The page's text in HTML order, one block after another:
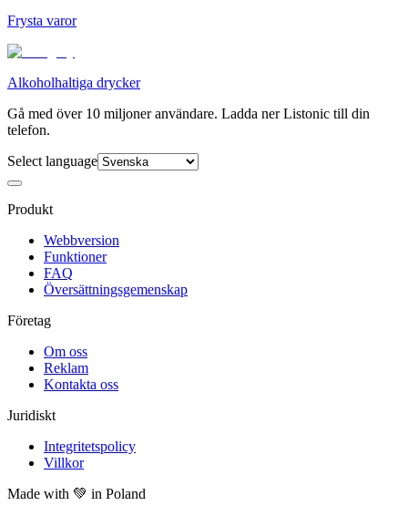
Frysta varor
Alkoholhaltiga drycker
Gå med över 10 miljoner användare. Ladda ner Listonic till din
telefon.
Select language
Produkt
Webbversion
Funktioner
FAQ
Översättningsgemenskap
Företag
Om oss
Reklam
Kontakta oss
Juridiskt
Integritetspolicy
Villkor
Made with 💚 in Poland